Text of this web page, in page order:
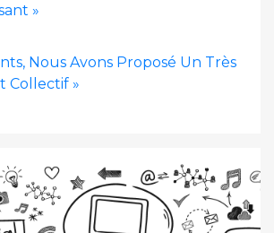
»
Nous Avons Proposé Un Très
Collectif »